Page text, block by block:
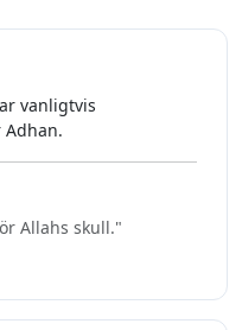
vanligtvis
Adhan.
Allahs skull."